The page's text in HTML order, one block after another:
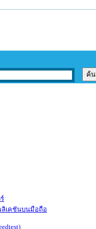
ลิเคชันบนมือถือ